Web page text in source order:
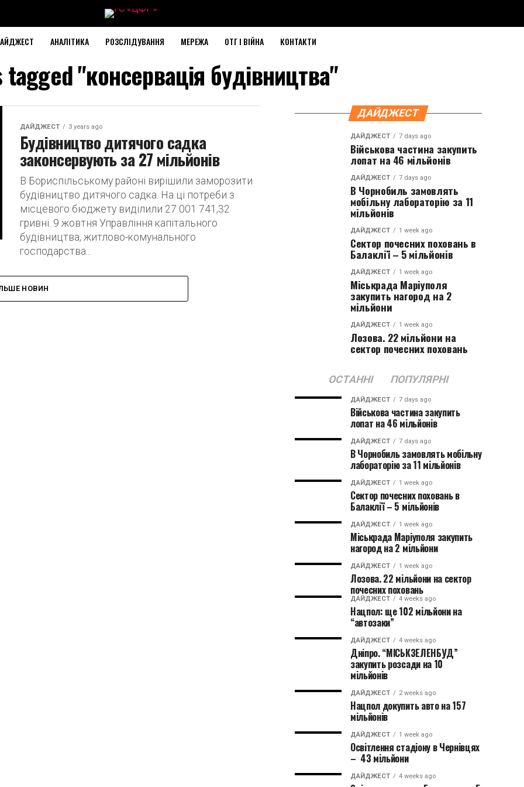
АНАЛІТИКА РОЗСЛІДУВАННЯ МЕРЕЖА ОТГ І ВІЙНА КОНТАКТИ
"консервація будівництва"
ДАЙДЖЕСТ 3 years ago
Будівництво дитячого садка
законсервують за 27 мільйонів
В Бориспільському районі вирішили заморозити
будівництво дитячого садка. На ці потреби з
місцевого бюджету виділили 27 001 741,32
гривні. 9 жовтня Управління капітального
будівництва, житлово-комунального
господарства...
НОВИН
ДАЙДЖЕСТ
ДАЙДЖЕСТ 7 days ago
Військова частина закупить
лопат на 46 мільйонів
ДАЙДЖЕСТ 7 days ago
В Чорнобиль замовлять
мобільну лабораторію за 11
мільйонів
ДАЙДЖЕСТ 1 week ago
Сектор почесних поховань в
Балаклії – 5 мільйонів
ДАЙДЖЕСТ 1 week ago
Міськрада Маріуполя
закупить нагород на 2
мільйони
ДАЙДЖЕСТ 1 week ago
Лозова. 22 мільйони на
сектор почесних поховань
ОСТАННІ ПОПУЛЯРНІ
ДАЙДЖЕСТ 7 days ago
Військова частина закупить
лопат на 46 мільйонів
ДАЙДЖЕСТ 7 days ago
В Чорнобиль замовлять мобільну
лабораторію за 11 мільйонів
ДАЙДЖЕСТ 1 week ago
Сектор почесних поховань в
Балаклії – 5 мільйонів
ДАЙДЖЕСТ 1 week ago
Міськрада Маріуполя закупить
нагород на 2 мільйони
ДАЙДЖЕСТ 1 week ago
Лозова. 22 мільйони на сектор
почесних поховань
ДАЙДЖЕСТ 4 weeks ago
Нацпол: ще 102 мільйони на
“автозаки”
ДАЙДЖЕСТ 4 weeks ago
Дніпро. “МІСЬКЗЕЛЕНБУД”
закупить розсади на 10
мільйонів
ДАЙДЖЕСТ 2 weeks ago
Нацпол докупить авто на 157
мільйонів
ДАЙДЖЕСТ 1 week ago
Освітлення стадіону в Чернівцях
– 43 мільйони
ДАЙДЖЕСТ 4 weeks ago